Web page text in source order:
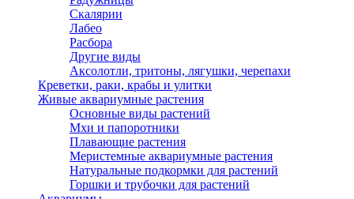
Скалярии
Лабео
Расбора
Другие виды
Аксолотли, тритоны, лягушки, черепахи
Креветки, раки, крабы и улитки
Живые аквариумные растения
Основные виды растений
Мхи и папоротники
Плавающие растения
Меристемные аквариумные растения
Натуральные подкормки для растений
Горшки и трубочки для растений